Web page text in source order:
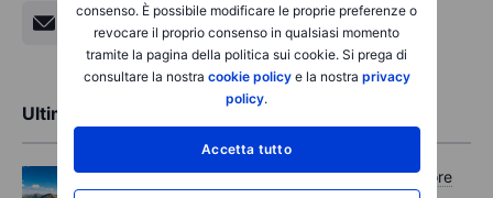
consenso. È possibile modificare le proprie preferenze o
revocare il proprio consenso in qualsiasi momento
tramite la pagina della politica sui cookie. Si prega di
consultare la nostra cookie policye la nostra privacy
policy.
Accetta tutto
Ultime analisi di mercato
Opzioni
Mercoledì 05 agosto 2026, ore